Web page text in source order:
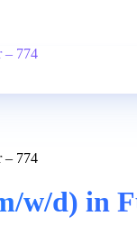
– 774
– 774
w/d) in